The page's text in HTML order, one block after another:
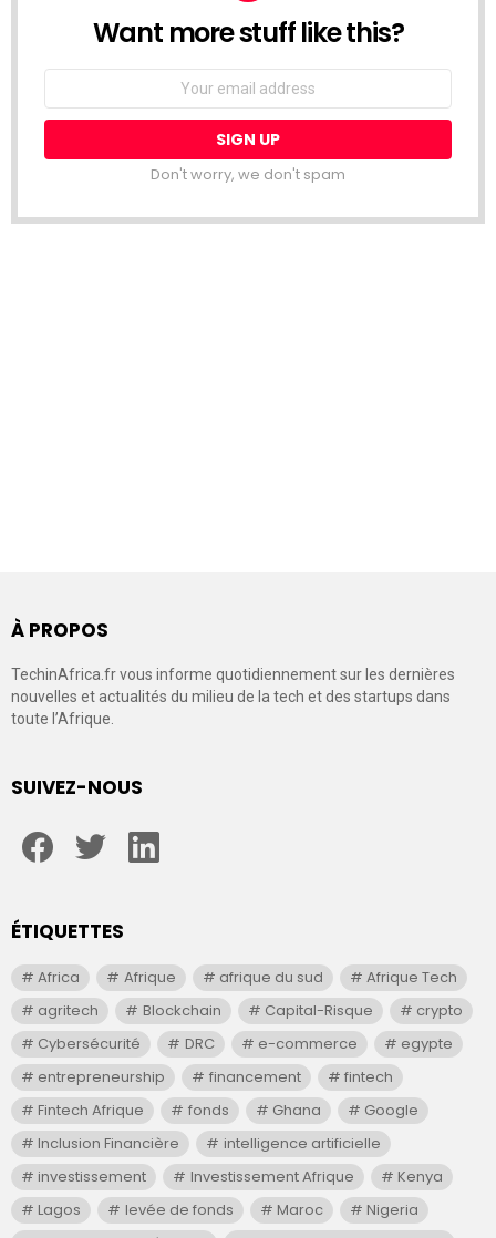
NEWSLETTER
Want more stuff like this?
Don't worry, we don't spam
À PROPOS
TechinAfrica.fr vous informe quotidiennement sur les dernières
nouvelles et actualités du milieu de la tech et des startups dans
toute l’Afrique.
SUIVEZ-NOUS
ÉTIQUETTES
Africa Afrique afrique du sud
Afrique Tech
agritech
Blockchain Capital-Risque
crypto
Cybersécurité
DRC e-commerce
egypte
entrepreneurship
financement
fintech
Fintech Afrique
fonds Ghana
Google
Inclusion Financière
intelligence artificielle
investissement
Investissement Afrique
Kenya
Lagos
levée de fonds Maroc
Nigeria